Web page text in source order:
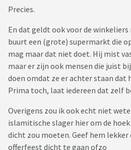
Precies.
En dat geldt ook voor de
buurt een (grote) supermarkt die
mag maar dat niet doet. Hij mist
maar er zijn ook mensen die juist
doen omdat ze er achter staan dat
Prima toch, laat iedereen dat zelf
Overigens zou ik ook echt niet
islamitische slager hier om de
dicht zou moeten. Geef hem
offerfeest dicht te gaan ofzo